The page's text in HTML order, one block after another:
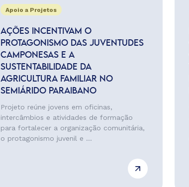
Apoio a Projetos
AÇÕES INCENTIVAM O
PROTAGONISMO DAS JUVENTUDES
CAMPONESAS E A
SUSTENTABILIDADE DA
AGRICULTURA FAMILIAR NO
SEMIÁRIDO PARAIBANO
Projeto reúne jovens em oficinas,
intercâmbios e atividades de formação
para fortalecer a organização comunitária,
o protagonismo juvenil e ...